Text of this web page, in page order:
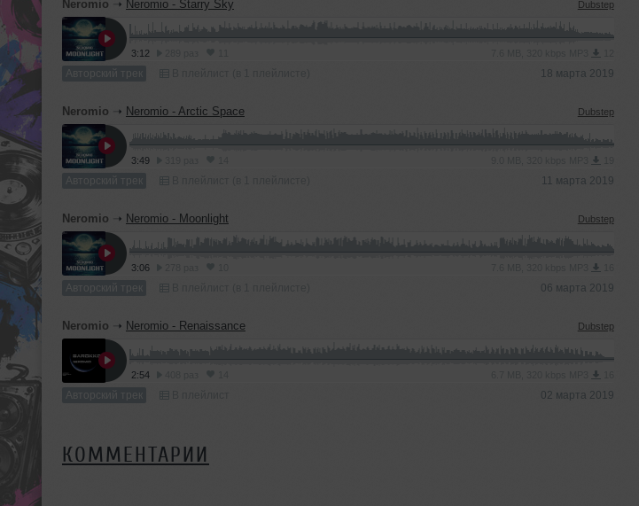
Neromio ➝ Neromio - Starry Sky Dubstep
3:12
Авторский трек 18 марта 2019
Neromio ➝ Neromio - Arctic Space Dubstep
3:49
Авторский трек 11 марта 2019
Neromio ➝ Neromio - Moonlight Dubstep
3:06
Авторский трек 06 марта 2019
Neromio ➝ Neromio - Renaissance Dubstep
2:54
Авторский трек 02 марта 2019
КОММЕНТАРИИ